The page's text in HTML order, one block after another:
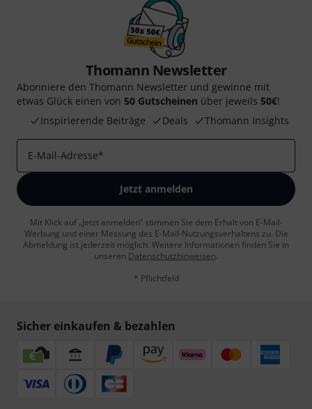
Thomann Newsletter
Abonniere den Thomann Newsletter und gewinne mit
etwas Glück einen von 50 Gutscheinen über jeweils 50€!
Inspirierende Beiträge
Deals Thomann Insights
E-Mail-Adresse*
Jetzt anmelden
Mit Klick auf „Jetzt anmelden“ stimmen Sie dem Erhalt von E-Mail-
Werbung und einer Messung des E-Mail-Nutzungsverhaltens zu. Die
Abmeldung ist jederzeit möglich. Weitere Informationen finden Sie in
unseren Datenschutzhinweisen.
* Pflichtfeld
Sicher einkaufen & bezahlen